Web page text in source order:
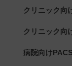
クリニック向
クリニック向
病院向けPACS